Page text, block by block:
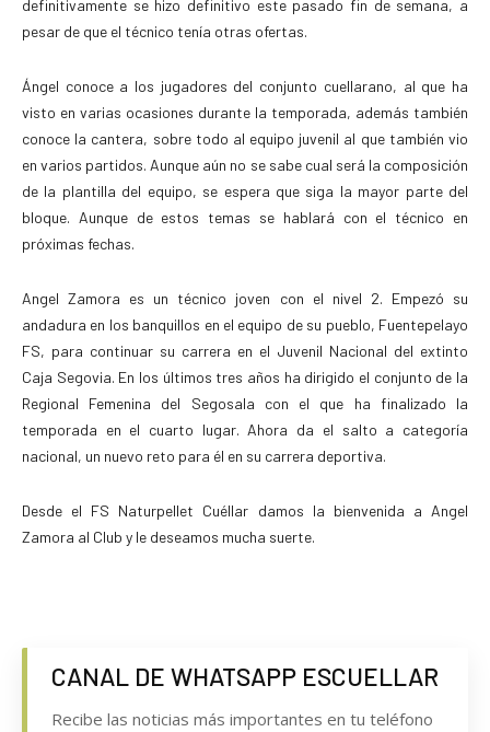
definitivamente se hizo definitivo este pasado fin de semana, a
pesar de que el técnico tenía otras ofertas.
Ángel conoce a los jugadores del conjunto cuellarano, al que ha
visto en varias ocasiones durante la temporada, además también
conoce la cantera, sobre todo al equipo juvenil al que también vio
en varios partidos. Aunque aún no se sabe cual será la composición
de la plantilla del equipo, se espera que siga la mayor parte del
bloque. Aunque de estos temas se hablará con el técnico en
próximas fechas.
Angel Zamora es un técnico joven con el nivel 2. Empezó su
andadura en los banquillos en el equipo de su pueblo, Fuentepelayo
FS, para continuar su carrera en el Juvenil Nacional del extinto
Caja Segovia. En los últimos tres años ha dirigido el conjunto de la
Regional Femenina del Segosala con el que ha finalizado la
temporada en el cuarto lugar. Ahora da el salto a categoría
nacional, un nuevo reto para él en su carrera deportiva.
Desde el FS Naturpellet Cuéllar damos la bienvenida a Angel
Zamora al Club y le deseamos mucha suerte.
CANAL DE WHATSAPP ESCUELLAR
Recibe las noticias más importantes en tu teléfono